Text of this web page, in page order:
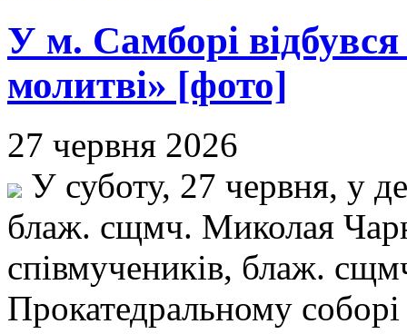
У м. Самборі відбувся
молитві» [фото]
27 червня 2026
У суботу, 27 червня, у
блаж. сщмч. Миколая
співмучеників, блаж.
Прокатедральному